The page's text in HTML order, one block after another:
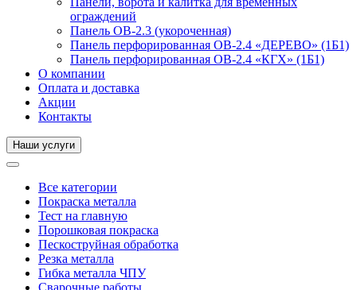
ограждений
Панель ОВ-2.3 (укороченная)
Панель перфорированная ОВ-2.4 «ДЕРЕВО» (1Б1)
Панель перфорированная ОВ-2.4 «КГХ» (1Б1)
О компании
Оплата и доставка
Акции
Контакты
Наши услуги
Все категории
Покраска металла
Тест на главную
Порошковая покраска
Пескоструйная обработка
Резка металла
Гибка металла ЧПУ
Сварочные работы